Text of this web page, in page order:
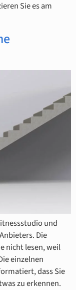
Sie es am
und
Die
nicht lesen, weil
einzelnen
dass Sie
zu erkennen.